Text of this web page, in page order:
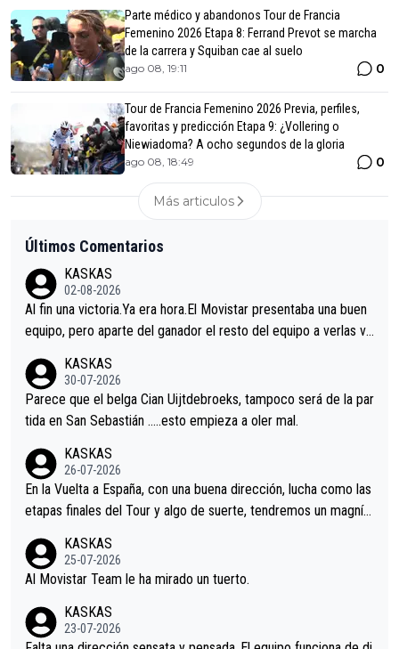
Parte médico y abandonos Tour de Francia
Femenino 2026 Etapa 8: Ferrand Prevot se marcha
de la carrera y Squiban cae al suelo
ago 08, 19:11 0
Tour de Francia Femenino 2026 Previa, perfiles,
favoritas y predicción Etapa 9: ¿Vollering o
Niewiadoma? A ocho segundos de la gloria
ago 08, 18:49 0
Más articulos
Últimos Comentarios
KASKAS
02-08-2026
Al fin una victoria.Ya era hora.El Movistar presentaba una buen
equipo, pero aparte del ganador el resto del equipo a verlas ve
s.La única buena noticia es la mejoría de Enric Más en San Seb
astian.Si en la Vuelta a Burgos sigue la mejoría, podríamos ten
er alguna sorpresa en la Vuelta.Ojalá.
KASKAS
30-07-2026
Parece que el belga Cian Uijtdebroeks, tampoco será de la par
tida en San Sebastián …..esto empieza a oler mal.
KASKAS
26-07-2026
En la Vuelta a España, con una buena dirección, lucha como las
etapas finales del Tour y algo de suerte, tendremos un magnífi
KASKAS
25-07-2026
Al Movistar Team le ha mirado un tuerto.
KASKAS
23-07-2026